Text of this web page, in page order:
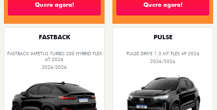
Quero agora! Quero agora!
FASTBACK
FASTBACK IMPETUS TURBO 200 HYBRID FLEX
AT 2026
2026/2026
PULSE
PULSE DRIVE 1.3 MT FLEX 4P 2026
2026/2026